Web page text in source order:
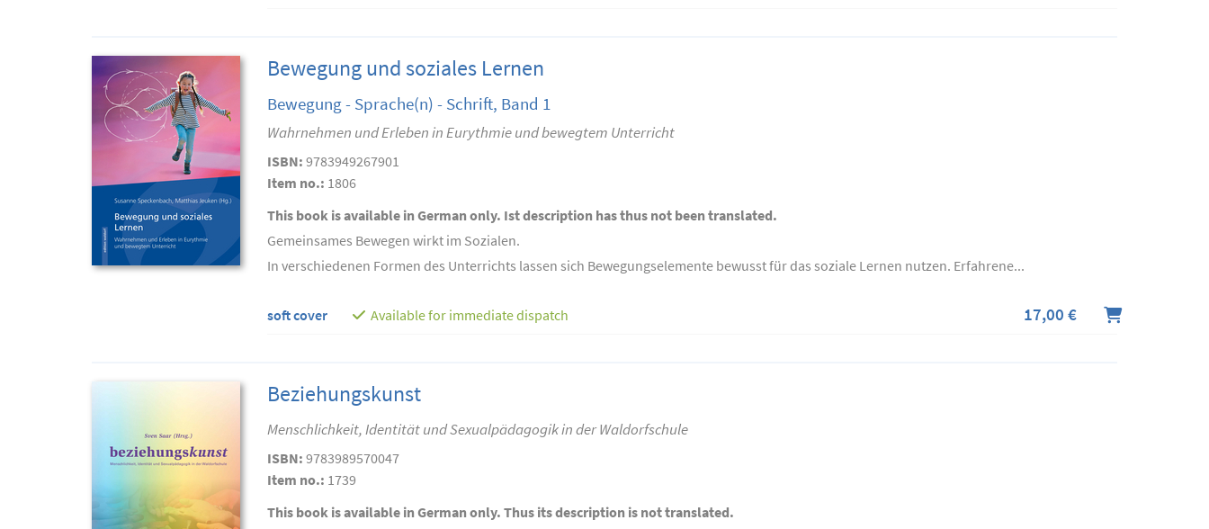
Bewegung und soziales Lernen
Bewegung - Sprache(n) - Schrift, Band 1
Wahrnehmen und Erleben in Eurythmie und bewegtem Unterricht
ISBN: 9783949267901
Item no.: 1806
This book is available in German only. Ist description has thus not been translated.
Gemeinsames Bewegen wirkt im Sozialen.
In verschiedenen Formen des Unterrichts lassen sich Bewegungselemente bewusst für das soziale Lernen nutzen. Erfahrene...
soft cover Available for immediate dispatch 17,00 €
Beziehungskunst
Menschlichkeit, Identität und Sexualpädagogik in der Waldorfschule
ISBN: 9783989570047
Item no.: 1739
This book is available in German only. Thus its description is not translated.